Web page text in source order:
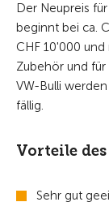
Der Neupreis
beginnt bei ca.
CHF 10'000
Zubehör und
VW-Bulli
fällig.
Vorteile
Sehr gut